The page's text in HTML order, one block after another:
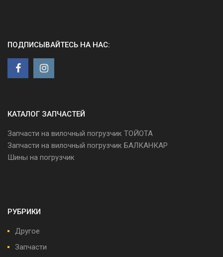
ПОДПИСЫВАЙТЕСЬ НА НАС:
КАТАЛОГ ЗАПЧАСТЕЙ
Запчасти на вилочный погрузчик ТОЙОТА
Запчасти на вилочный погрузчик БАЛКАНКАР
Шины на погрузчик
РУБРИКИ
Другое
Запчасти